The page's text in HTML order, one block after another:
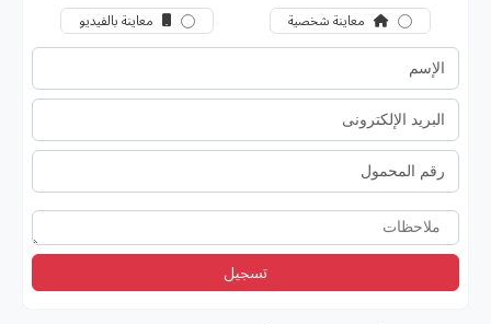
معاينة شخصية معاينة بالفيديو
تسجيل